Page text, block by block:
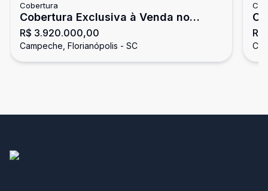
Cobertura
Cobertura Exclusiva à Venda no
Essence Life Residence, mobiliada -
Campeche / Florianópolis
R$ 3.920.000,00
Campeche, Florianópolis - SC